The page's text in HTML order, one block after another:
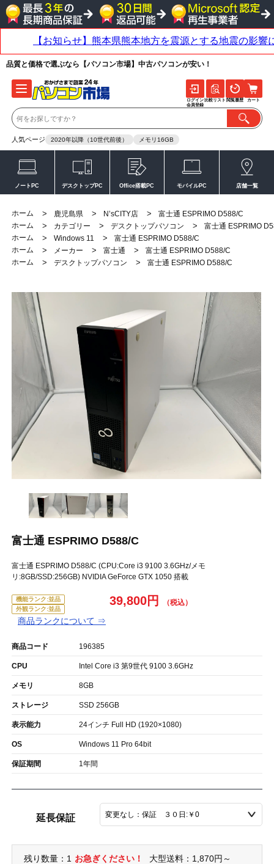
品質と価格で選ぶなら【パソコン市場】中古パソコンが安い！
人気ページ 2020年以降（10世代前後） メモリ16GB
ログイン
会員登録
比較リスト 閲覧履歴 カート
ノートPC デスクトップPC Office搭載PC モバイルPC 店舗一覧
ホーム > 鹿児島県 > N’sCITY店 >
富士通 ESPRIMO D588/C
ホーム
> カテゴリー > デスクトップパソコン >
富士通 ESPRIMO
ホーム
> Windows 11 >
富士通 ESPRIMO D588/C
ホーム
> メーカー > 富士通 >
富士通 ESPRIMO D588/C
ホーム
> デスクトップパソコン > 富士通 ESPRIMO D588/C
富士通 ESPRIMO D588/C
富士通 ESPRIMO D588/C (CPU:Core i3 9100 3.6GHz/メモ
リ:8GB/SSD:256GB) NVIDIA GeForce GTX 1050 搭載
機能ランク:並品
外観ランク:並品
商品ランクについて ⇒
39,800円
商品コード 196385
CPU Intel Core i3 第9世代 9100 3.6GHz
メモリ 8GB
ストレージ SSD 256GB
表示能力 24インチ Full HD (1920×1080)
OS Windows 11 Pro 64bit
保証期間 1年間
延長保証
残り数量：1 お急ぎください！ 大型送料：1,870円～